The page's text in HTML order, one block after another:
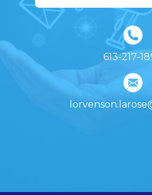
613-217-